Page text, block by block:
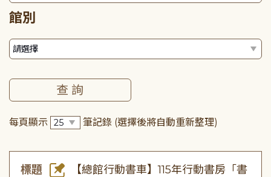
館別
每頁顯示 筆記錄 (選擇後將自動重新整理)
標題
【總館行動書車】115年行動書房「書